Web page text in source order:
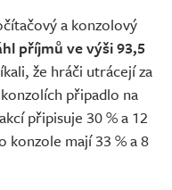
a konzolový
příjmů ve výši 93,5
že hráči utrácejí za
připadlo na
připisuje 30 % a 12
konzole mají 33 % a 8